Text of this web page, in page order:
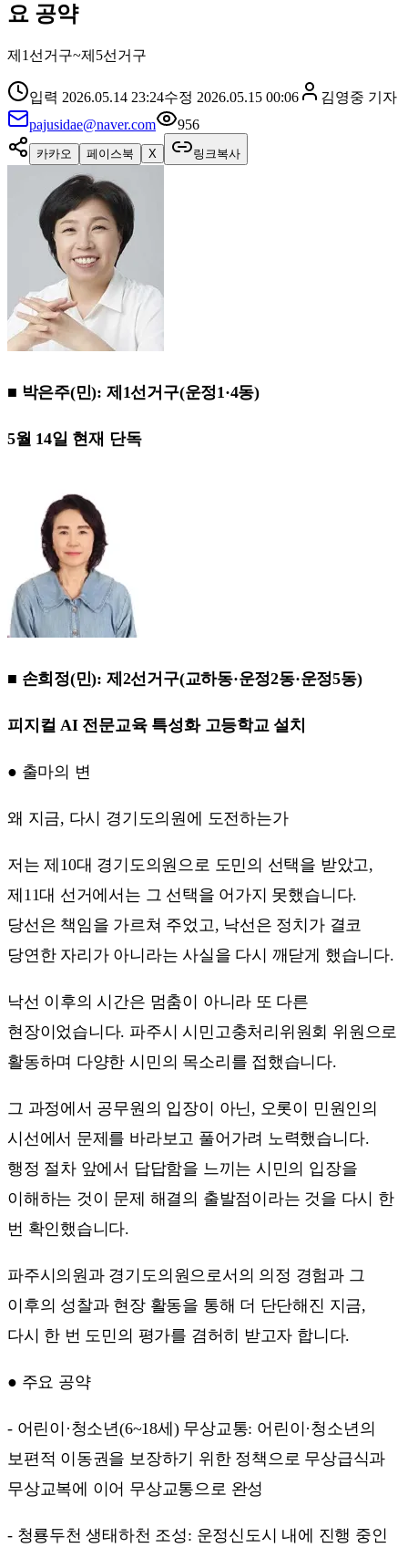
요 공약
제1선거구~제5선거구
입력 2026.05.14 23:24수정 2026.05.15 00:06 김영중 기자
pajusidae@naver.com
956
카카오 페이스북 X 링크복사
■ 박은주(민): 제1선거구(운정1·4동)
5월 14일 현재 단독
■ 손희정(민): 제2선거구(교하동·운정2동·운정5동)
피지컬 AI 전문교육 특성화 고등학교 설치
● 출마의 변
왜 지금, 다시 경기도의원에 도전하는가
저는 제10대 경기도의원으로 도민의 선택을 받았고,
제11대 선거에서는 그 선택을 어가지 못했습니다.
당선은 책임을 가르쳐 주었고, 낙선은 정치가 결코
당연한 자리가 아니라는 사실을 다시 깨닫게 했습니다.
낙선 이후의 시간은 멈춤이 아니라 또 다른
현장이었습니다. 파주시 시민고충처리위원회 위원으로
활동하며 다양한 시민의 목소리를 접했습니다.
그 과정에서 공무원의 입장이 아닌, 오롯이 민원인의
시선에서 문제를 바라보고 풀어가려 노력했습니다.
행정 절차 앞에서 답답함을 느끼는 시민의 입장을
이해하는 것이 문제 해결의 출발점이라는 것을 다시 한
번 확인했습니다.
파주시의원과 경기도의원으로서의 의정 경험과 그
이후의 성찰과 현장 활동을 통해 더 단단해진 지금,
다시 한 번 도민의 평가를 겸허히 받고자 합니다.
● 주요 공약
- 어린이·청소년(6~18세) 무상교통: 어린이·청소년의
보편적 이동권을 보장하기 위한 정책으로 무상급식과
무상교복에 이어 무상교통으로 완성
- 청룡두천 생태하천 조성: 운정신도시 내에 진행 중인